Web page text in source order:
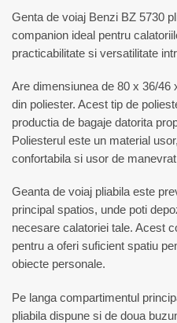
Genta de voiaj Benzi BZ 5730
companion ideal pentru
practicabilitate si versatilitate
Are dimensiunea de 80 x 36/
din poliester. Acest tip de
productia de bagaje datorita
Poliesterul este un material
confortabila si usor de
Geanta de voiaj pliabila este
principal spatios, unde poti
necesare calatoriei tale. Acest
pentru a oferi suficient spatiu
obiecte personale.
Pe langa compartimentul
pliabila dispune si de doua